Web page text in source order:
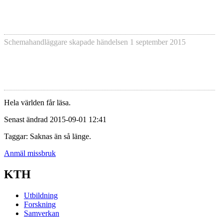
Schemahandläggare skapade händelsen 1 september 2015
Hela världen får läsa.
Senast ändrad 2015-09-01 12:41
Taggar: Saknas än så länge.
Anmäl missbruk
KTH
Utbildning
Forskning
Samverkan